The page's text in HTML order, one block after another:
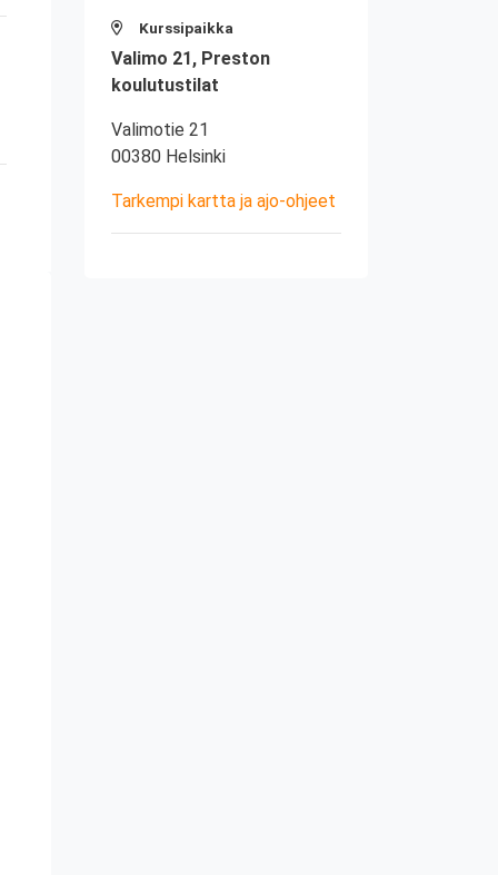
Kurssipaikka
Valimo 21, Preston
koulutustilat
Valimotie 21
00380 Helsinki
Tarkempi kartta ja ajo-ohjeet